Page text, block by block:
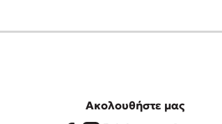
Ακολουθήστε μας